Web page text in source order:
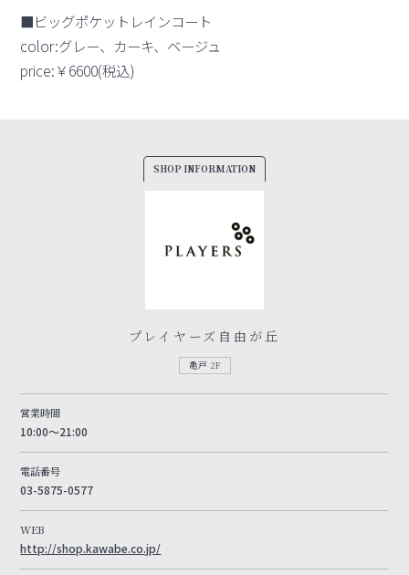
■ビッグポケットレインコート
color:グレー、カーキ、ベージュ
price:￥6600(税込)
SHOP INFORMATION
プレイヤーズ自由が丘
亀戸 2F
営業時間
10:00～21:00
電話番号
03-5875-0577
WEB
http://shop.kawabe.co.jp/